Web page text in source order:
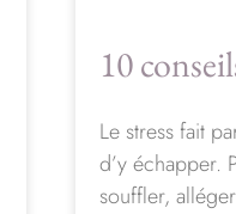
10
Le stress fait
d’y échapper.
souffler,